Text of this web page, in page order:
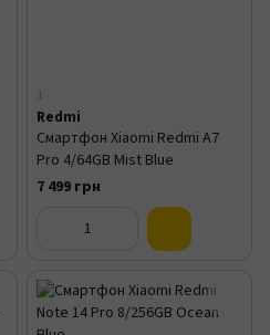
1
Redmi
Смартфон Xiaomi Redmi A7
Pro 4/64GB Mist Blue
7 499 грн